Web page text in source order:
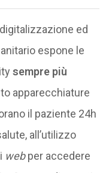
ed
espone le
sempre più
apparecchiature
il paziente 24h
all’utilizzo
webper accedere